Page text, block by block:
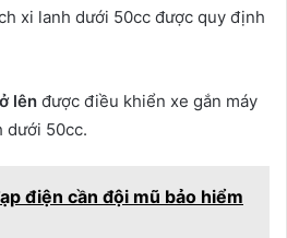
xi lanh dưới 50cc được quy định
lên được điều khiển xe gắn máy
dưới 50cc.
điện cần đội mũ bảo hiểm